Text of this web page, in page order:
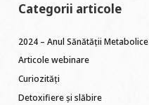
Categorii articole
2024 – Anul Sănătății Metabolice
Articole webinare
Curiozități
Detoxifiere și slăbire